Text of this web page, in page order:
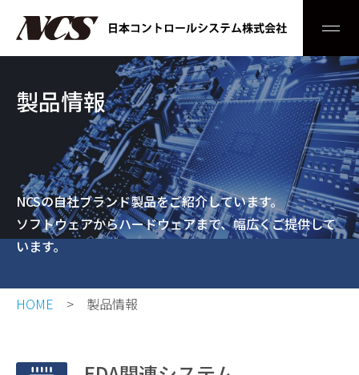
製品情報
NCSの自社ブランド製品をご紹介しています。
ソフトウェアからハードウェアまで、幅広くご提供して
います。
HOME 製品情報